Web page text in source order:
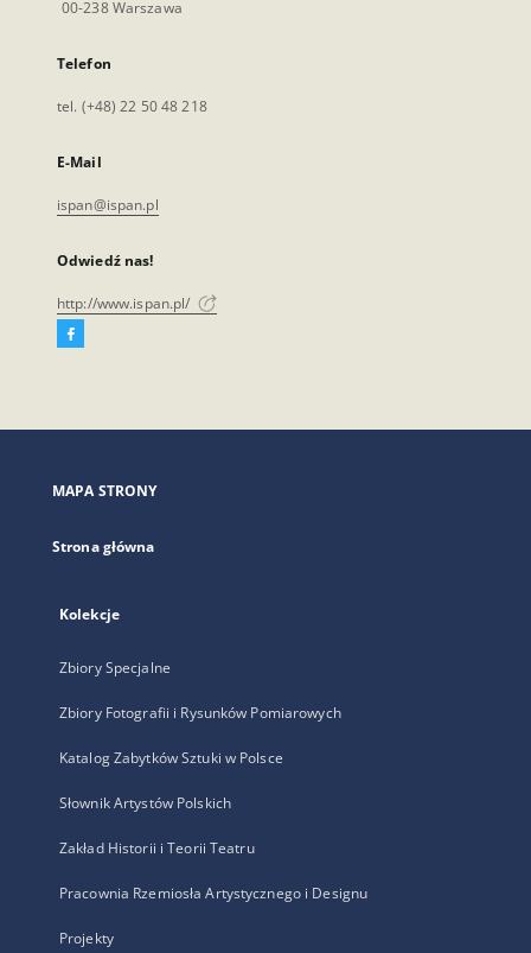
00-238 Warszawa
Telefon
tel. (+48) 22 50 48 218
E-Mail
ispan@ispan.pl
Odwiedź nas!
http://www.ispan.pl/
Facebook
się
karcie
MAPA STRONY
Strona główna
Kolekcje
Zbiory Specjalne
Zbiory Fotografii i Rysunków Pomiarowych
Katalog Zabytków Sztuki w Polsce
Słownik Artystów Polskich
Zakład Historii i Teorii Teatru
Pracownia Rzemiosła Artystycznego i Designu
Projekty